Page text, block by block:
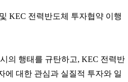
KEC 전력반도체 투자협약 이행
의 행태를 규탄하고, KEC 전력반
에 대한 관심과 실질적 투자와 일